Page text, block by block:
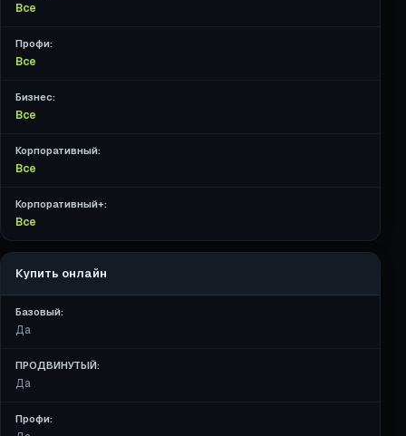
Все
Профи:
Все
Бизнес:
Все
Корпоративный:
Все
Корпоративный+:
Все
Купить онлайн
Базовый:
Да
ПРОДВИНУТЫЙ:
Да
Профи: